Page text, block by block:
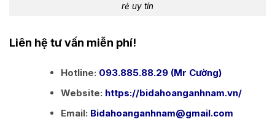
rẻ uy tín
Liên hệ tư vấn miễn phí!
Hotline: 093.885.88.29 (Mr Cường)
Website: https://bidahoanganhnam.vn/
Email: Bidahoanganhnam@gmail.com